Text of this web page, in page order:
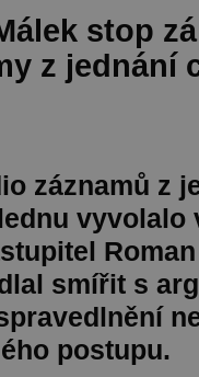
stop
z jednání
záznamů z
vyvolalo
smířit s
postupu.